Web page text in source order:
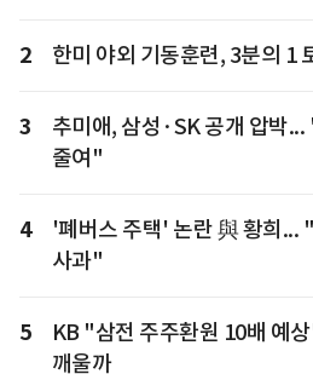
2 한미 야외 기동훈련, 3분의 1
3
추미애, 삼성·SK 공개 압박
줄여"
4
'폐버스 주택' 논란 與 황희...
사과"
5
KB "삼전 주주환원 10배 예
깨울까